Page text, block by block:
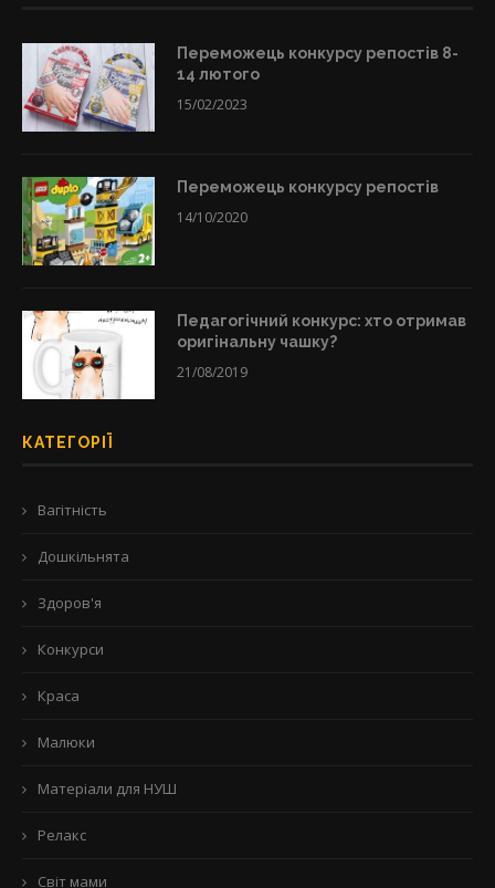
Переможець конкурсу репостів 8-
14 лютого
15/02/2023
Переможець конкурсу репостів
14/10/2020
Педагогічний конкурс: хто отримав
оригінальну чашку?
21/08/2019
КАТЕГОРІЇ
Вагітність
Дошкільнята
Здоров'я
Конкурси
Краса
Малюки
Матеріали для НУШ
Релакс
Світ мами